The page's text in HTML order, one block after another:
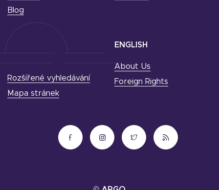
Blog
ENGLISH
About Us
Foreign Rights
Rozšířené vyhledávání
Mapa stránek